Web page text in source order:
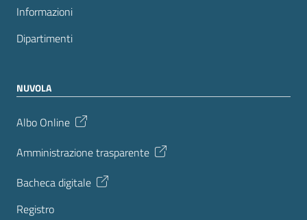
Informazioni
Dipartimenti
NUVOLA
Albo Online
Amministrazione trasparente
Bacheca digitale
Registro